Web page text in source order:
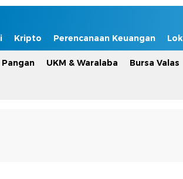
Kripto Perencanaan Keuangan
UKM & Waralaba Bursa Valas